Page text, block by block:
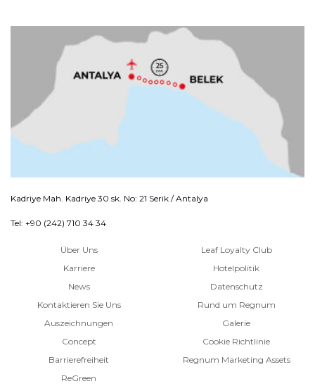
Kadriye Mah. Kadriye 30 sk. No: 21 Serik / Antalya
Tel: +90 (242) 710 34 34
Über Uns
Karriere
News
Kontaktieren Sie Uns
Auszeichnungen
Concept
Barrierefreiheit
ReGreen
Leaf Loyalty Club
Hotelpolitik
Datenschutz
Rund um Regnum
Galerie
Cookie Richtlinie
Regnum Marketing Assets